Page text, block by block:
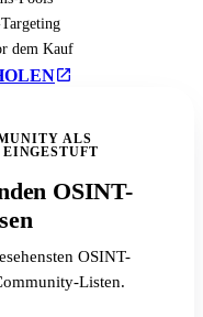
dem Kauf
ALS
OSINT-
OSINT-
Listen.